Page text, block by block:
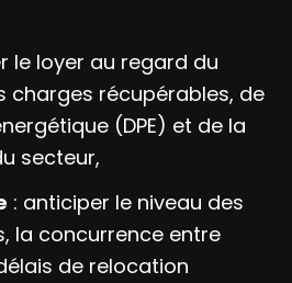
le loyer au regard du
charges récupérables, de
(DPE) et de la
secteur,
: anticiper le niveau des
la concurrence entre
de relocation